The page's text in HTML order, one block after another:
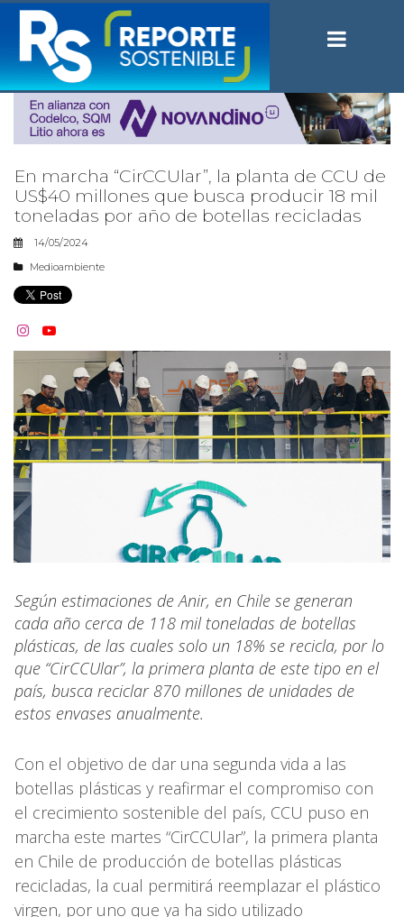
En marcha “CirCCUlar”, la planta de CCU de
US$40 millones que busca producir 18 mil
toneladas por año de botellas recicladas
14/05/2024
Medioambiente
 
Según estimaciones de Anir, en Chile se generan
cada año cerca de 118 mil toneladas de botellas
plásticas, de las cuales solo un 18% se recicla, por lo
que “CirCCUlar”, la primera planta de este tipo en el
país, busca reciclar 870 millones de unidades de
estos envases anualmente.
Con el objetivo de dar una segunda vida a las
botellas plásticas y reafirmar el compromiso con
el crecimiento sostenible del país, CCU puso en
marcha este martes “CirCCUlar”, la primera planta
en Chile de producción de botellas plásticas
recicladas, la cual permitirá reemplazar el plástico
virgen, por uno que ya ha sido utilizado